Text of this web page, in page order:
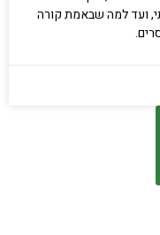
ועד למה שבאמת קורה